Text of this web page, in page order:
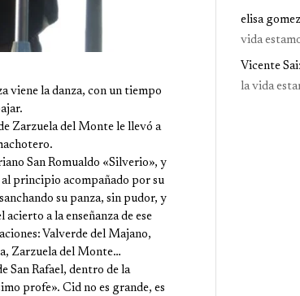
viene la danza, con un tiempo
Zarzuela del Monte le llevó a
San Romualdo «Silverio», y
principio acompañado por su
su panza, sin pudor, y
a la enseñanza de ese
Valverde del Majano,
Zarzuela del Monte…
San Rafael, dentro de la
profe». Cid no es grande, es
elisa
vida
Vicente
la vida